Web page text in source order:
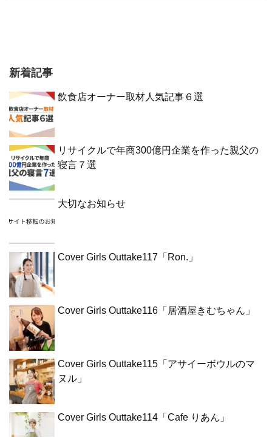
新着記事
飲食店オーナー取材人気記事６選
リサイクルで年商300億円企業を作った親父の
寝言７選
大切なお知らせ
Cover Girls Outtake117「Ron.」
Cover Girls Outtake116「居酒屋きむちゃん」
Cover Girls Outtake115「アサイーボウルのマ
ヌル」
Cover Girls Outtake114「Cafe りあん」